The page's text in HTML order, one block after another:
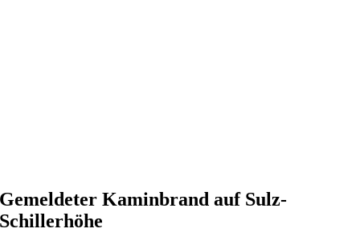
Gemeldeter Kaminbrand auf Sulz-
Schillerhöhe